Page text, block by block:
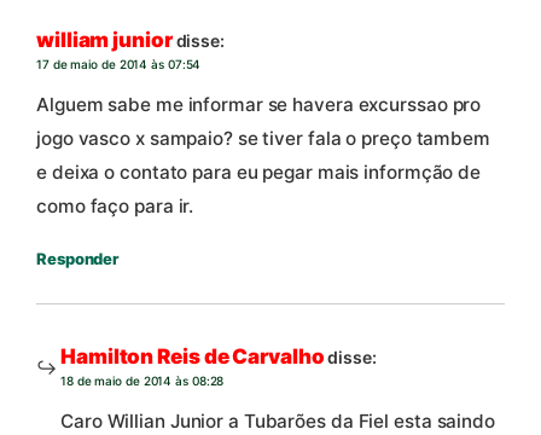
william juniordisse:
17 de maio de 2014 às 07:54
Alguem sabe me informar se havera excurssao pro
jogo vasco x sampaio? se tiver fala o preço tambem
e deixa o contato para eu pegar mais informção de
como faço para ir.
Responder
Hamilton Reis de Carvalho disse:
18 de maio de 2014 às 08:28
Caro Willian Junior a Tubarões da Fiel esta saindo